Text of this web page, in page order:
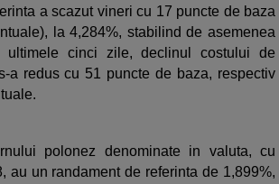
a scazut vineri cu 17 puncte de baza
la 4,284%, stabilind de asemenea
cinci zile, declinul costului de
a redus cu 51 puncte de baza, respectiv
polonez denominate in valuta, cu
au un randament de referinta de 1,899%,